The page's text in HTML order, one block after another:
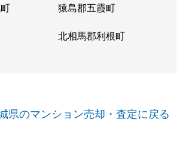
猿島郡五霞町
北相馬郡利根町
県のマンション売却・査定に戻る